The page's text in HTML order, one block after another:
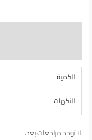
صحية
الكمية
النكهات
لا توجد مراجعات بعد.